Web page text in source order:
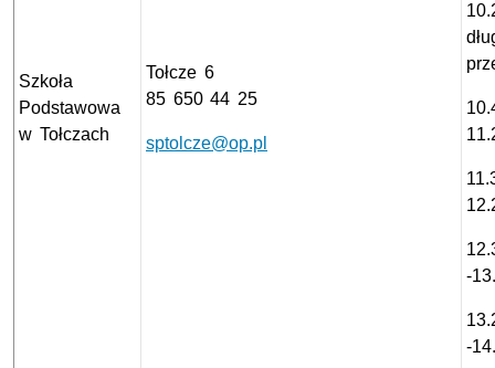
Szkoła
Podstawowa
w Tołczach
Tołcze 6
85 650 44 25
sptolcze@op.pl
-
-